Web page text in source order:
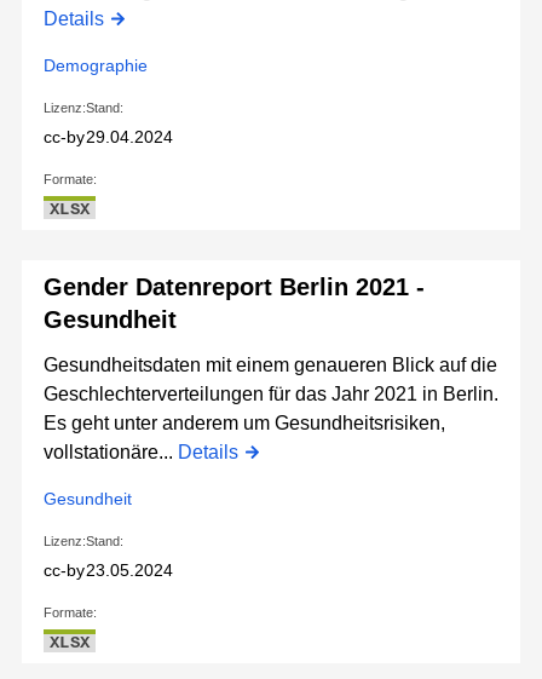
Details
Demographie
Lizenz:
cc-by
Stand:
29.04.2024
Formate:
XLSX
Gender Datenreport Berlin 2021 -
Gesundheit
Gesundheitsdaten mit einem genaueren Blick auf die
Geschlechterverteilungen für das Jahr 2021 in Berlin.
Es geht unter anderem um Gesundheitsrisiken,
vollstationäre... Details
Gesundheit
Lizenz:
cc-by
Stand:
23.05.2024
Formate:
XLSX